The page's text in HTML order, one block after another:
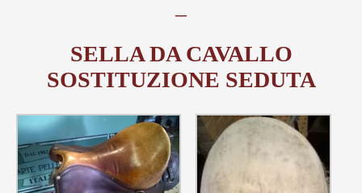
–
SELLA DA CAVALLO
SOSTITUZIONE SEDUTA